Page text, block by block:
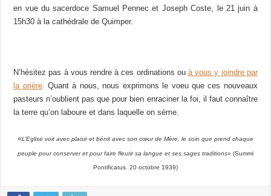
en vue du sacerdoce Samuel Pennec et Joseph Coste, le 21 juin à
15h30 à la cathédrale de Quimper.
N’hésitez pas à vous rendre à ces ordinations ou à vous y joindre par
la prière. Quant à nous, nous exprimons le voeu que ces nouveaux
pasteurs n’oublient pas que pour bien enraciner la foi, il faut connaître
la terre qu’on laboure et dans laquelle on sème.
«L’Eglise voit avec plaisir et bénit avec son cœur de Mère, le soin que prend chaque
peuple pour conserver et pour faire fleurir sa langue et ses sages traditions» (Summi
Pontificatus. 20 octobre 1939)